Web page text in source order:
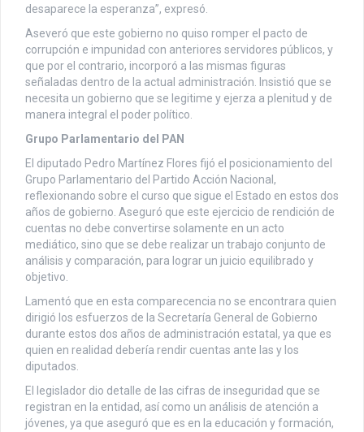
desaparece la esperanza”, expresó.
Aseveró que este gobierno no quiso romper el pacto de
corrupción e impunidad con anteriores servidores públicos, y
que por el contrario, incorporó a las mismas figuras
señaladas dentro de la actual administración. Insistió que se
necesita un gobierno que se legitime y ejerza a plenitud y de
manera integral el poder político.
Grupo Parlamentario del PAN
El diputado Pedro Martínez Flores fijó el posicionamiento del
Grupo Parlamentario del Partido Acción Nacional,
reflexionando sobre el curso que sigue el Estado en estos dos
años de gobierno. Aseguró que este ejercicio de rendición de
cuentas no debe convertirse solamente en un acto
mediático, sino que se debe realizar un trabajo conjunto de
análisis y comparación, para lograr un juicio equilibrado y
objetivo.
Lamentó que en esta comparecencia no se encontrara quien
dirigió los esfuerzos de la Secretaría General de Gobierno
durante estos dos años de administración estatal, ya que es
quien en realidad debería rendir cuentas ante las y los
diputados.
El legislador dio detalle de las cifras de inseguridad que se
registran en la entidad, así como un análisis de atención a
jóvenes, ya que aseguró que es en la educación y formación,